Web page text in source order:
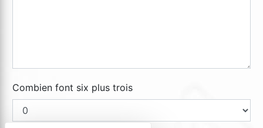
Combien font six plus trois